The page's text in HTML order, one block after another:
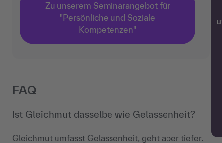
Zu unserem Seminarangebot für
"Persönliche und Soziale
Kompetenzen"
FAQ
Ist Gleichmut dasselbe wie Gelassenheit?
Gleichmut umfasst Gelassenheit, geht aber tiefer.